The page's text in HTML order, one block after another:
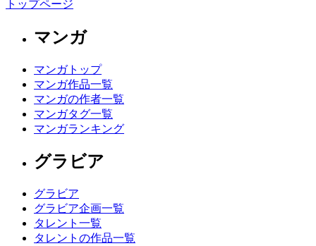
トップページ
マンガ
マンガトップ
マンガ作品一覧
マンガの作者一覧
マンガタグ一覧
マンガランキング
グラビア
グラビア
グラビア企画一覧
タレント一覧
タレントの作品一覧